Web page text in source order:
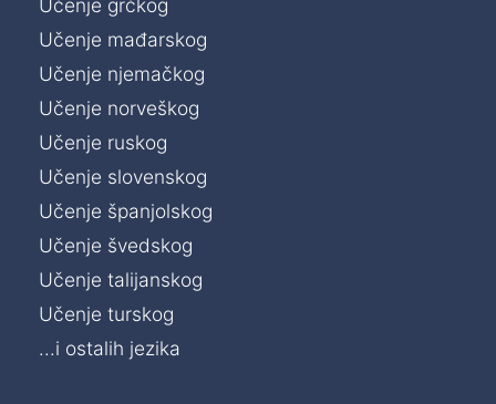
Učenje grčkog
Učenje mađarskog
Učenje njemačkog
Učenje norveškog
Učenje ruskog
Učenje slovenskog
Učenje španjolskog
Učenje švedskog
Učenje talijanskog
Učenje turskog
...i ostalih jezika